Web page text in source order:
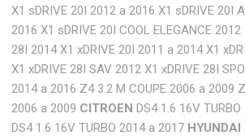
X1 sDRIVE 20I 2012 a 2016 X1 sDRIVE 20I
2016 X1 sDRIVE 20I COOL ELEGANCE
28I 2014 X1 xDRIVE 20I 2011 a 2014 X1
X1 xDRIVE 28I SAV 2012 X1 xDRIVE 28I
2014 a 2016 Z4 3.2 M COUPE 2006 a 2009
2006 a 2009 CITROEN DS4 1.6 16V
DS4 1.6 16V TURBO 2014 a 2017 HYUNDAI